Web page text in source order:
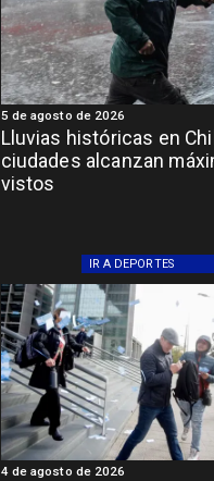
Lluvias históricas en
ciudades alcanzan
vistos
5 de agosto de 2026
IR A DEPORTES
4 de agosto de 2026